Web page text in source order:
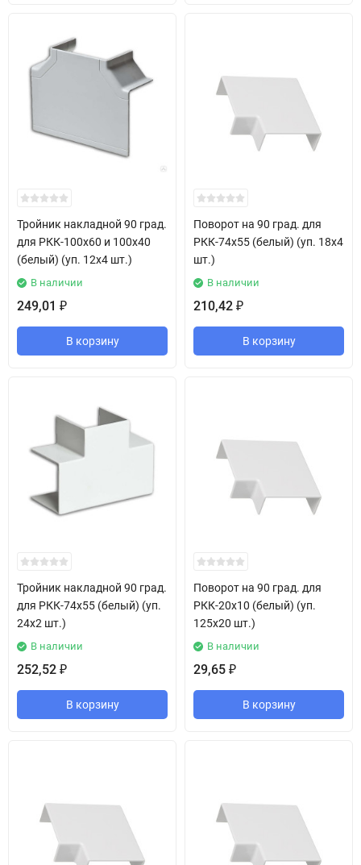
Тройник накладной 90 град.
для РКК-100х60 и 100х40
(белый) (уп. 12х4 шт.)
В наличии
249,01 ₽
В корзину
Поворот на 90 град. для
РКК-74х55 (белый) (уп. 18х4
шт.)
В наличии
210,42 ₽
В корзину
Тройник накладной 90 град.
для РКК-74х55 (белый) (уп.
24х2 шт.)
В наличии
252,52 ₽
В корзину
Поворот на 90 град. для
РКК-20х10 (белый) (уп.
125х20 шт.)
В наличии
29,65 ₽
В корзину